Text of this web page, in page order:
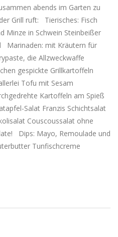
abends im Garten zu
Grill ruft: Tierisches: Fisch
Minze in Schwein Steinbeißer
Marinaden: mit Kräutern für
die Allzweckwaffe
gespickte Grillkartoffeln
Tofu mit Sesam
Kartoffeln am Spieß
Salat Franzis Schichtsalat
Couscoussalat ohne
Dips: Mayo, Remoulade und
Tunfischcreme